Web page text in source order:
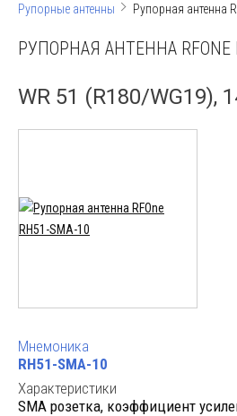
Рупорные антенны
Рупорная антенна
РУПОРНАЯ АНТЕННА RFONE
WR 51 (R180/WG19),
Мнемоника
RH51-SMA-10
Характеристики
SMA розетка, коэффициент